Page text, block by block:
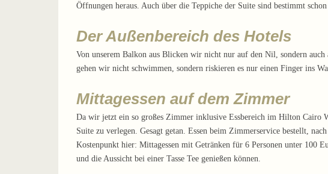
Öffnungen heraus. Auch über die Teppiche der Suite sind bestimmt
Der Außenbereich des Hotels
Von unserem Balkon aus Blicken wir nicht nur auf den Nil, sondern
gehen wir nicht schwimmen, sondern riskieren es nur einen Finger ins
Mittagessen auf dem Zimmer
Da wir jetzt ein so großes Zimmer inklusive Essbereich im Hilton Cairo
Suite zu verlegen. Gesagt getan. Essen beim Zimmerservice bestellt,
Kostenpunkt hier: Mittagessen mit Getränken für 6 Personen unter 100
und die Aussicht bei einer Tasse Tee genießen können.